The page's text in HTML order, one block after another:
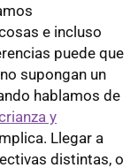
e incluso
puede que
supongan un
hablamos de
y
Llegar a
distintas, o